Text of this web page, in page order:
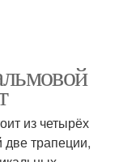
из четырёх
две трапеции,